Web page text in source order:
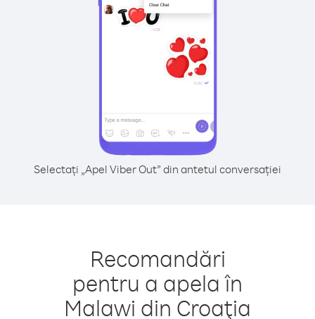
Selectați „Apel Viber Out” din antetul conversației
Recomandări
pentru a apela în
Malawi din Croaţia